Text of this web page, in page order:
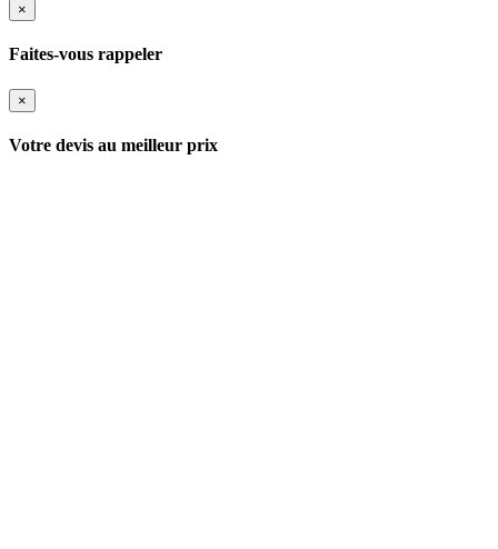
×
Faites-vous rappeler
×
Votre devis au meilleur prix